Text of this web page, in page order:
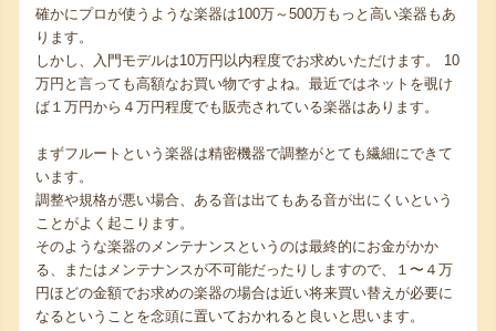
確かにプロが使うような楽器は100万～500万もっと高い楽器もあ
ります。
しかし、入門モデルは10万円以内程度でお求めいただけます。 10
万円と言っても高額なお買い物ですよね。最近ではネットを覗け
ば１万円から４万円程度でも販売されている楽器はあります。
まずフルートという楽器は精密機器で調整がとても繊細にできて
います。
調整や規格が悪い場合、ある音は出てもある音が出にくいという
ことがよく起こります。
そのような楽器のメンテナンスというのは最終的にお金がかか
る、またはメンテナンスが不可能だったりしますので、１〜４万
円ほどの金額でお求めの楽器の場合は近い将来買い替えが必要に
なるということを念頭に置いておかれると良いと思います。